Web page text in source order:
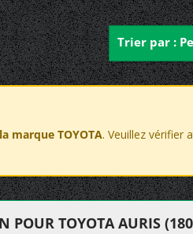
Trier par :
marque TOYOTA. Veuillez vérifier
POUR TOYOTA AURIS